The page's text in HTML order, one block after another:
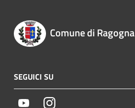
Comune di Ragogna
SEGUICI SU
YoutubeInstagram